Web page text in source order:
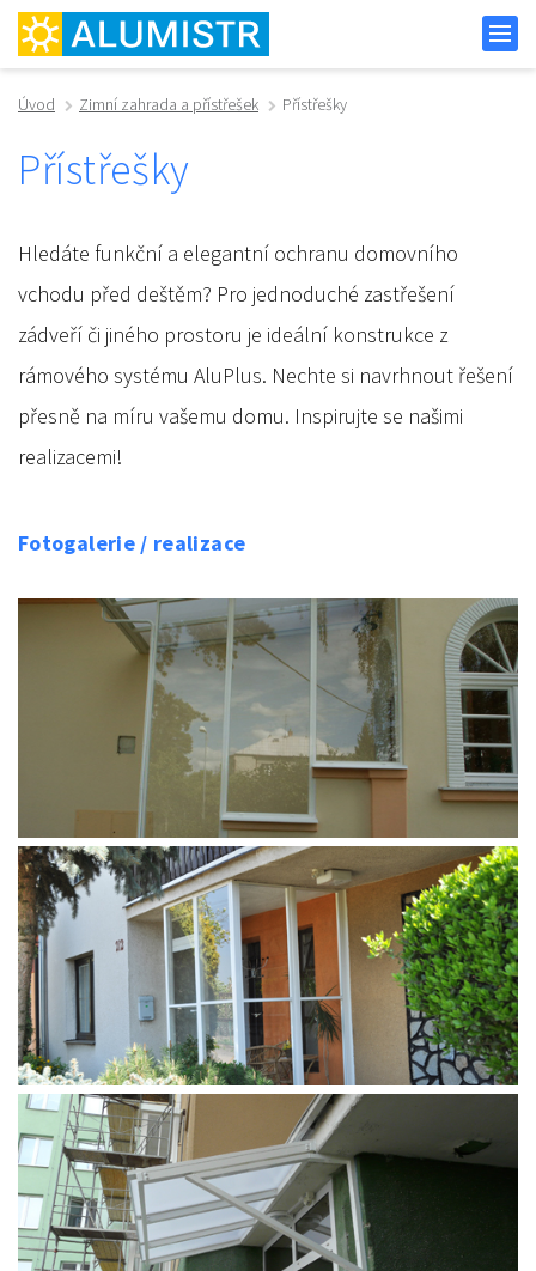
Úvod Zimní zahrada a přístřešek Přístřešky
Přístřešky
Hledáte funkční a elegantní ochranu domovního
vchodu před deštěm? Pro jednoduché zastřešení
zádveří či jiného prostoru je ideální konstrukce z
rámového systému AluPlus. Nechte si navrhnout řešení
přesně na míru vašemu domu. Inspirujte se našimi
realizacemi!
Fotogalerie / realizace